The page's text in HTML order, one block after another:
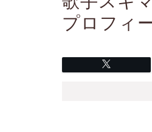
プロフィ